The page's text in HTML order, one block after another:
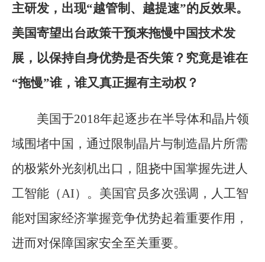
主研发，出现“越管制、越提速”的反效果。
美国寄望出台政策干预来拖慢中国技术发
展，以保持自身优势是否失策？究竟是谁在
“拖慢”谁，谁又真正握有主动权？
美国于2018年起逐步在半导体和晶片领
域围堵中国，通过限制晶片与制造晶片所需
的极紫外光刻机出口，阻挠中国掌握先进人
工智能（AI）。美国官员多次强调，人工智
能对国家经济掌握竞争优势起着重要作用，
进而对保障国家安全至关重要。